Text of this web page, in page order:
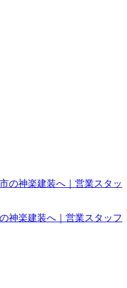
神楽建装へ｜営業スタッフ